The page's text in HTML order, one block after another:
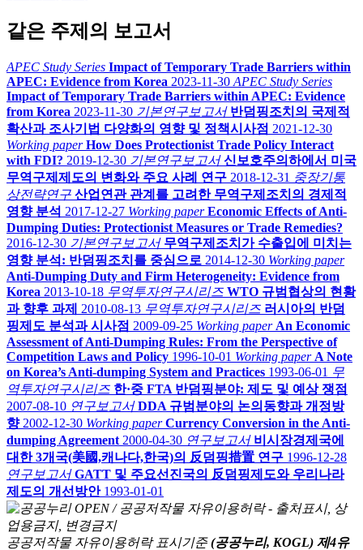
같은 주제의 보고서
APEC Study Series Impact of Temporary Trade Barriers within
APEC: Evidence from Korea 2023-11-30 APEC Study Series
Impact of Temporary Trade Barriers within APEC: Evidence
from Korea 2023-11-30 기본연구보고서 반덤핑조치의 국제적
확산과 조사기법 다양화의 영향 및 정책시사점 2021-12-30
Working paper How Does Protectionist Trade Policy Interact
with FDI? 2019-12-30 기본연구보고서 신보호주의하에서 미국
무역구제제도의 변화와 주요 사례 연구 2018-12-31 중장기통
상전략연구 산업연관 관계를 고려한 무역구제조치의 경제적
영향 분석 2017-12-27 Working paper Economic Effects of Anti-
Dumping Duties: Protectionist Measures or Trade Remedies?
2016-12-30 기본연구보고서 무역구제조치가 수출입에 미치는
영향 분석: 반덤핑조치를 중심으로 2014-12-30 Working paper
Anti-Dumping Duty and Firm Heterogeneity: Evidence from
Korea 2013-10-18 무역투자연구시리즈 WTO 규범협상의 현황
과 향후 과제
2010-08-13 무역투자연구시리즈 러시아의 반덤
핑제도 분석과 시사점 2009-09-25 Working paper An Economic
Assessment of Anti-Dumping Rules: From the Perspective of
Competition Laws and Policy 1996-10-01 Working paper A Note
on Korea’s Anti-dumping System and Practices 1993-06-01 무
역투자연구시리즈 한·중 FTA 반덤핑분야: 제도 및 예상 쟁점
2007-08-10 연구보고서 DDA 규범분야의 논의동향과 개정방
향 2002-12-30 Working paper Currency Conversion in the Anti-
dumping Agreement 2000-04-30 연구보고서 비시장경제국에
대한 3개국(美國,캐나다,한국)의 反덤핑措置 연구 1996-12-28
연구보고서 GATT 및 주요선진국의 反덤핑제도와 우리나라
제도의 개선방안 1993-01-01
공공저작물 자유이용허락 표시기준 (공공누리, KOGL) 제4유